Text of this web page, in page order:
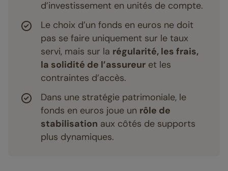
d’investissement en unités de compte.
Le choix d’un fonds en euros ne doit
pas se faire uniquement sur le taux
servi, mais sur la régularité, les frais,
la solidité de l’assureur et les
contraintes d’accès.
Dans une stratégie patrimoniale, le
fonds en euros joue un rôle de
stabilisation aux côtés de supports
plus dynamiques.